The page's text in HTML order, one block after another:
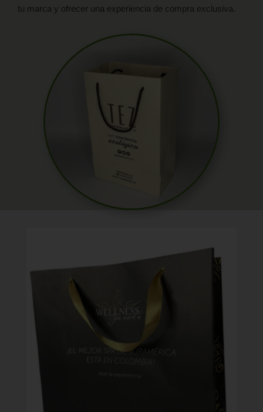
tu marca y ofrecer una experiencia de compra exclusiva.